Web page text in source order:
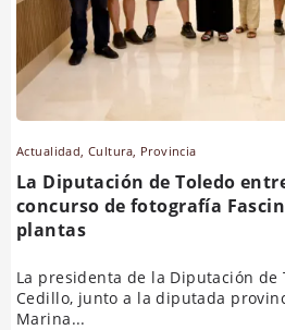
Actualidad ,Cultura Provincia
La Diputación de Toledo
concurso de fotografía
plantas
La presidenta de la Diputación de
Cedillo, junto a la diputada
Marina...